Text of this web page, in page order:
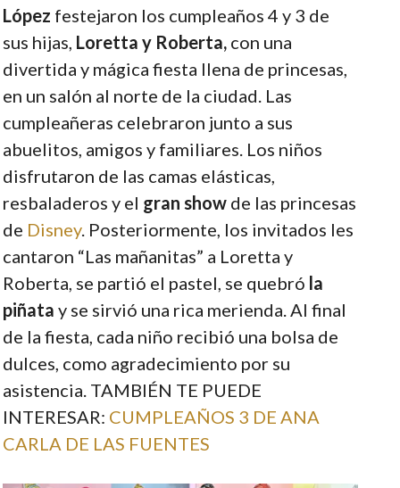
López festejaron los cumpleaños 4 y 3 de
sus hijas, Loretta y Roberta,con una
divertida y mágica fiesta llena de princesas,
en un salón al norte de la ciudad. Las
cumpleañeras celebraron junto a sus
abuelitos, amigos y familiares. Los niños
disfrutaron de las camas elásticas,
resbaladeros y el gran showde las princesas
de Disney. Posteriormente, los invitados les
cantaron “Las mañanitas” a Loretta y
Roberta, se partió el pastel, se quebró la
piñata y se sirvió una rica merienda. Al final
de la fiesta, cada niño recibió una bolsa de
dulces, como agradecimiento por su
asistencia. TAMBIÉN TE PUEDE
INTERESAR: CUMPLEAÑOS 3 DE ANA
CARLA DE LAS FUENTES